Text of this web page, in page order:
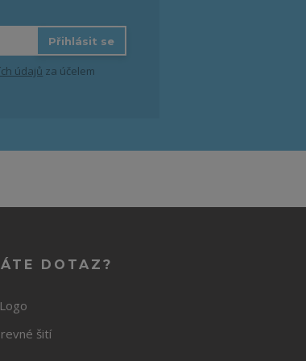
Přihlásit se
údajů za účelem
DOTAZ?
šití